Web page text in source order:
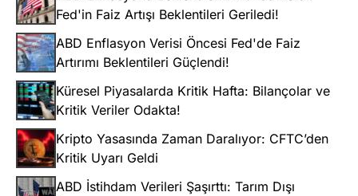
Fed'in Faiz Artışı Beklentileri Geriledi!
ABD Enflasyon Verisi Öncesi Fed'de Faiz
Artırımı Beklentileri Güçlendi!
Küresel Piyasalarda Kritik Hafta: Bilançolar ve
Kritik Veriler Odakta!
Kripto Yasasında Zaman Daralıyor: CFTC’den
Kritik Uyarı Geldi
ABD İstihdam Verileri Şaşırttı: Tarım Dışı